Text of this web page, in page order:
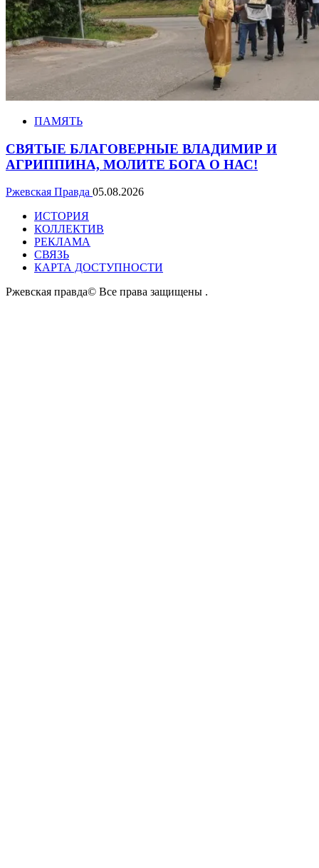
ПАМЯТЬ
СВЯТЫЕ БЛАГОВЕРНЫЕ ВЛАДИМИР И
АГРИППИНА, МОЛИТЕ БОГА О НАС!
Ржевская Правда 05.08.2026
ИСТОРИЯ
КОЛЛЕКТИВ
РЕКЛАМА
СВЯЗЬ
КАРТА ДОСТУПНОСТИ
Ржевская правда© Все права защищены .